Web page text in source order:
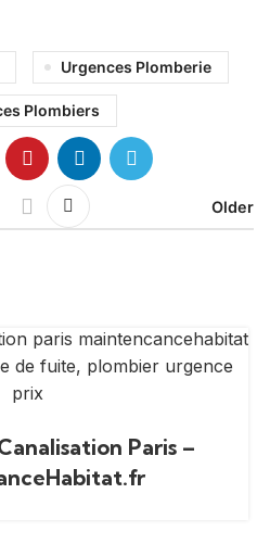
Urgences Plomberie
Plombiers
Older
Paris –